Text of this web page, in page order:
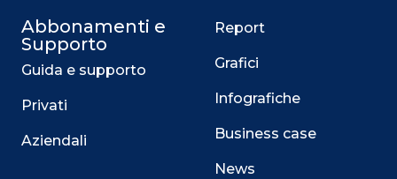
Abbonamenti e
Supporto
Guida e supporto
Privati
Aziendali
Report
Grafici
Infografiche
Business case
News